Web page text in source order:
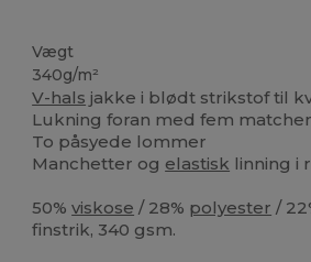
Vægt
340g/m²
V-hals jakke i blødt strikstof til
Lukning foran med fem
To påsyede lommer
Manchetter og elastisk linning i
50%viskose / 28% polyester /
finstrik, 340 gsm.